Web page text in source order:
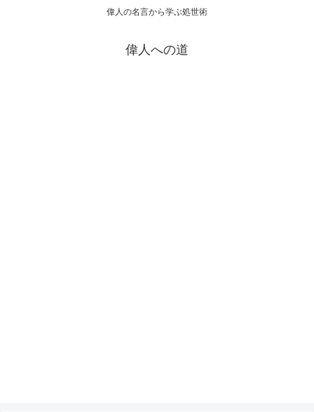
偉人の名言から学ぶ処世術
偉人への道